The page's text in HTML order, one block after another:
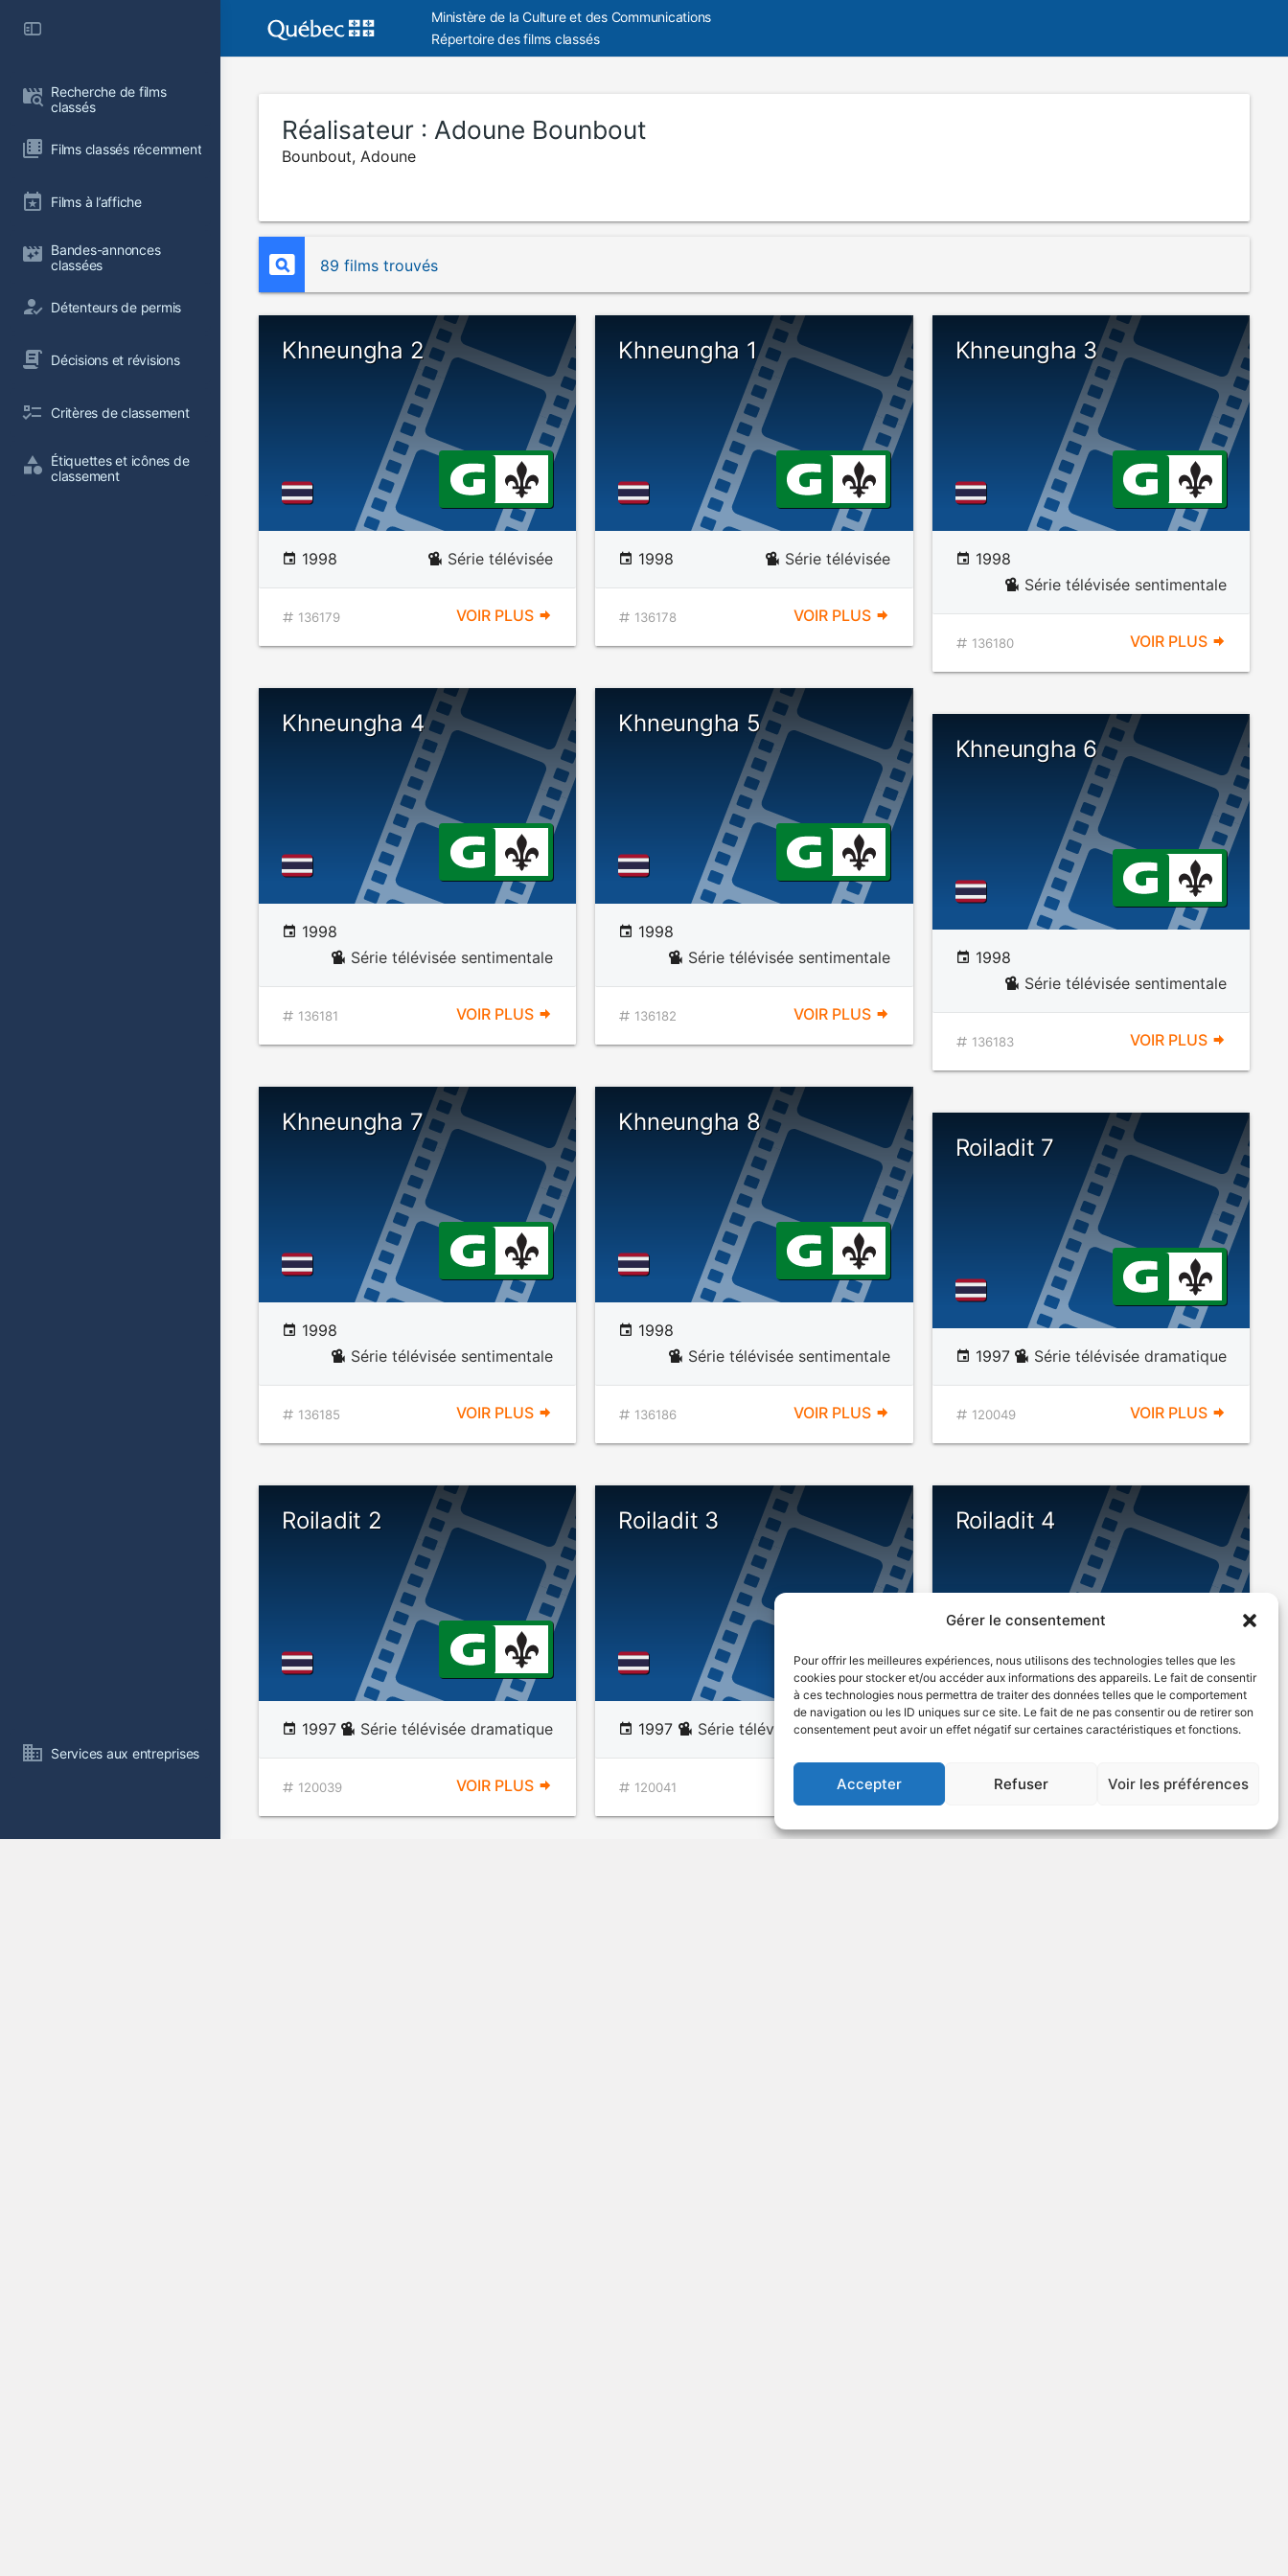
Gérer le consentement
Pour offrir les meilleures expériences, nous utilisons des technologies telles que les
cookies pour stocker et/ou accéder aux informations des appareils. Le fait de consentir
à ces technologies nous permettra de traiter des données telles que le comportement
de navigation ou les ID uniques sur ce site. Le fait de ne pas consentir ou de retirer son
consentement peut avoir un effet négatif sur certaines caractéristiques et fonctions.
Accepter Refuser Voir les préférences
Recherche de films
classés
Films classés récemment
Films à l’affiche
Bandes-annonces
classées
Détenteurs de permis
Décisions et révisions
Critères de classement
Étiquettes et icônes de
classement
Services aux entreprises
Ministère de la Culture et des Communications
Répertoire des films classés
Réalisateur : Adoune Bounbout
Bounbout, Adoune
89 films trouvés
Khneungha 2
1998 Série télévisée
136179 VOIR PLUS
Khneungha 1
1998 Série télévisée
136178 VOIR PLUS
Khneungha 3
1998
Série télévisée sentimentale
136180 VOIR PLUS
Khneungha 4
1998
Série télévisée sentimentale
136181 VOIR PLUS
Khneungha 5
1998
Série télévisée sentimentale
136182 VOIR PLUS
Khneungha 6
1998
Série télévisée sentimentale
136183 VOIR PLUS
Khneungha 7
1998
Série télévisée sentimentale
136185 VOIR PLUS
Khneungha 8
1998
Série télévisée sentimentale
136186 VOIR PLUS
Roiladit 7
1997 Série télévisée dramatique
120049 VOIR PLUS
Roiladit 2
1997 Série télévisée dramatique
120039 VOIR PLUS
Roiladit 3
1997 Série télévisée dramatique
120041 VOIR PLUS
Roiladit 4
1997 Série télévisée dramatique
120043 VOIR PLUS